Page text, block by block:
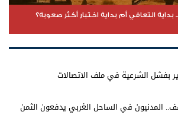
بداية التعافي أم بداية اختبار أكثر صعوبة؟
بفشل الشرعية في ملف الاتصالات
المدنيون في الساحل الغربي يدفعون الثمن